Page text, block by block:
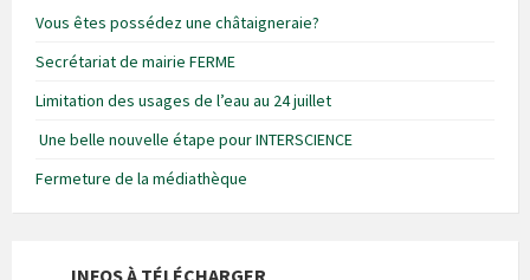
Vous êtes possédez une châtaigneraie?
Secrétariat de mairie FERME
Limitation des usages de l’eau au 24 juillet
Une belle nouvelle étape pour INTERSCIENCE
Fermeture de la médiathèque